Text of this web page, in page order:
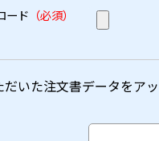
ード （必須）
いた注文書データをア